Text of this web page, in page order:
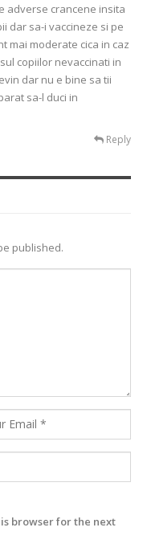
adverse crancene insita
dar sa-i vaccineze si pe
mai moderate cica in caz
copiilor nevaccinati in
dar nu e bine sa tii
sa-l duci in
Reply
published.
browser for the next